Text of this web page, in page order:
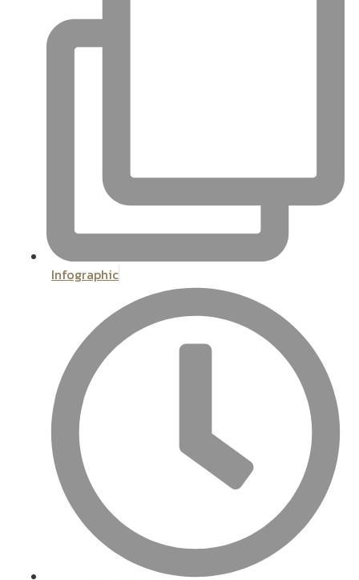
Infographic